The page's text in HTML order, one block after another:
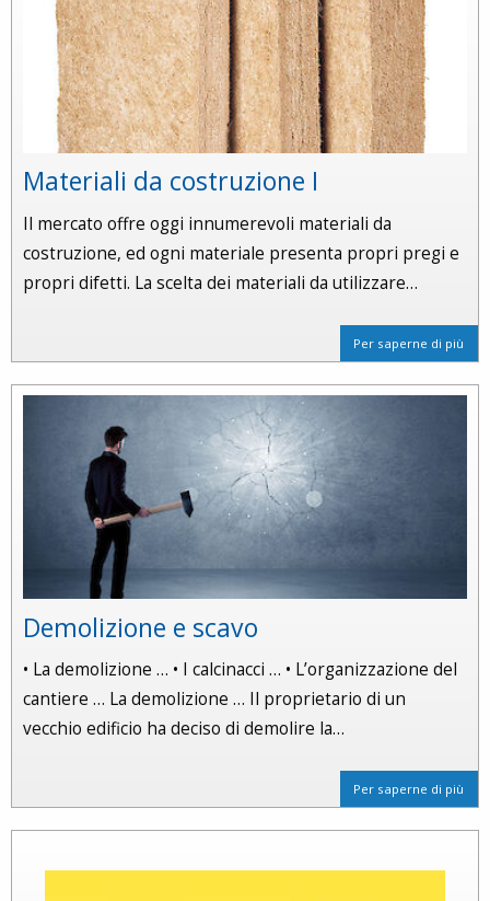
Materiali da costruzione I
Il mercato offre oggi innumerevoli materiali da
costruzione, ed ogni materiale presenta propri pregi e
propri difetti. La scelta dei materiali da utilizzare…
Per saperne di più
Demolizione e scavo
• La demolizione … • I calcinacci … • L’organizzazione del
cantiere … La demolizione … Il proprietario di un
vecchio edificio ha deciso di demolire la…
Per saperne di più